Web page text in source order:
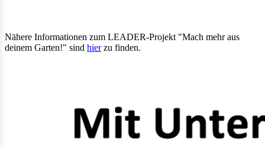
Nähere Informationen zum LEADER-Projekt "Mach mehr aus
deinem Garten!" sind hierzu finden.